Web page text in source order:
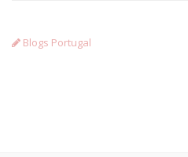
Blogs Portugal